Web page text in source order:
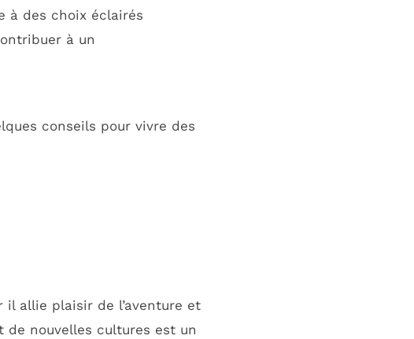
à des choix éclairés
à un
conseils pour vivre des
il allie plaisir de l’aventure et
de nouvelles cultures est un